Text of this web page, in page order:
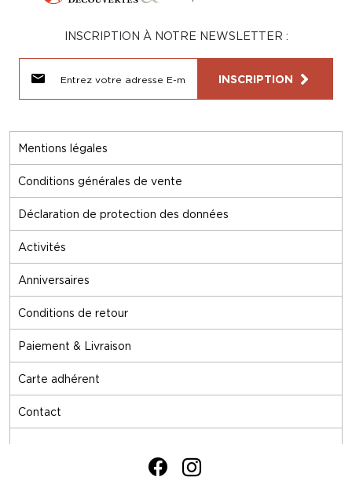
Mentions légales
Conditions générales de vente
Déclaration de protection des données
Activités
Anniversaires
Conditions de retour
Paiement & Livraison
Carte adhérent
Contact
INSCRIPTION À NOTRE NEWSLETTER :
INSCRIPTION